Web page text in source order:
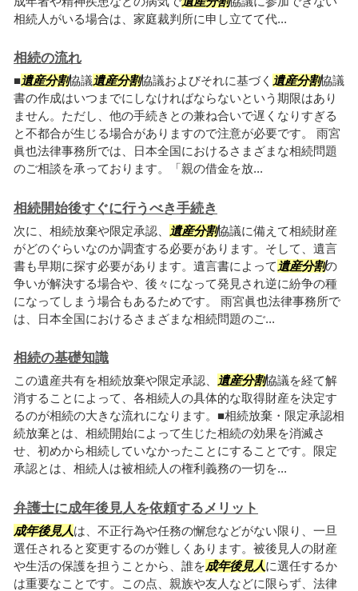
相続人がいる場合は、家庭裁判所に申し立てて代...
相続の流れ
■遺産分割協議遺産分割協議およびそれに基づく 遺産分割協議
書の作成はいつまでにしなければならないという期限はあり
ません。ただし、他の手続きとの兼ね合いで遅くなりすぎる
と不都合が生じる場合がありますので注意が必要です。 雨宮
眞也法律事務所では、日本全国におけるさまざまな相続問題
のご相談を承っております。「親の借金を放...
相続開始後すぐに行うべき手続き
次に、相続放棄や限定承認、 遺産分割協議に備えて相続財産
がどのぐらいなのか調査する必要があります。そして、遺言
書も早期に探す必要があります。遺言書によって 遺産分割の
争いが解決する場合や、後々になって発見され逆に紛争の種
になってしまう場合もあるためです。 雨宮眞也法律事務所で
は、日本全国におけるさまざまな相続問題のご...
相続の基礎知識
この遺産共有を相続放棄や限定承認、 遺産分割協議を経て解
消することによって、各相続人の具体的な取得財産を決定す
るのが相続の大きな流れになります。■相続放棄・限定承認相
続放棄とは、相続開始によって生じた相続の効果を消滅さ
せ、初めから相続していなかったことにすることです。限定
承認とは、相続人は被相続人の権利義務の一切を...
弁護士に成年後見人を依頼するメリット
成年後見人は、不正行為や任務の懈怠などがない限り、一旦
選任されると変更するのが難しくあります。被後見人の財産
や生活の保護を担うことから、誰を成年後見人に選任するか
は重要なことです。この点、親族や友人などに限らず、法律